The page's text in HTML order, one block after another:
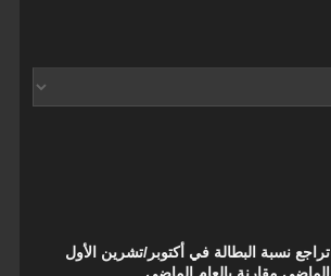
تراجع نسبة البطالة في أكتوبر/تشرين الأول